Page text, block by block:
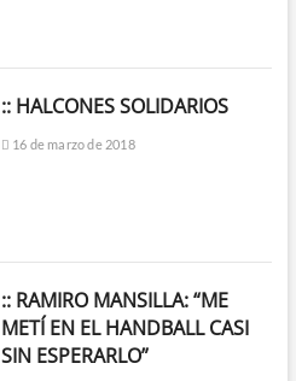
:: HALCONES SOLIDARIOS
16 de marzo de 2018
:: RAMIRO MANSILLA: “ME
METÍ EN EL HANDBALL CASI
SIN ESPERARLO”